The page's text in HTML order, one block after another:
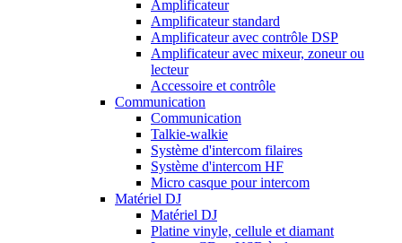
Amplificateur
Amplificateur standard
Amplificateur avec contrôle DSP
Amplificateur avec mixeur, zoneur ou
lecteur
Accessoire et contrôle
Communication
Communication
Talkie-walkie
Système d'intercom filaires
Système d'intercom HF
Micro casque pour intercom
Matériel DJ
Matériel DJ
Platine vinyle, cellule et diamant